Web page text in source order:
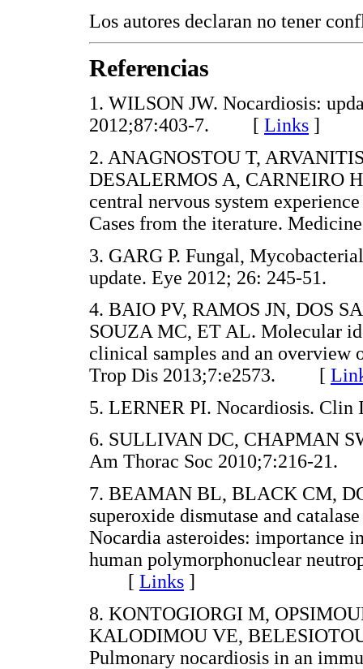
Los autores declaran no tener
Referencias
1. WILSON JW. Nocardiosis:
2012;87:403-7. [ Links ]
2. ANAGNOSTOU T,
DESALERMOS A, CARNEIRO
central nervous system
Cases from the iterature.
3. GARG P. Fungal,
update. Eye 2012; 26: 245-
4. BAIO PV, RAMOS JN, DOS
SOUZA MC, ET AL. Molecular
clinical samples and an overview
Trop Dis 2013;7:e2573. [
5. LERNER PI. Nocardiosis.
6. SULLIVAN DC, CHAPMAN
Am Thorac Soc 2010;7:216-
7. BEAMAN BL, BLACK CM,
superoxide dismutase and
Nocardia asteroides: importance
human polymorphonuclear
[ Links ]
8. KONTOGIORGI M,
KALODIMOU VE,
Pulmonary nocardiosis in an